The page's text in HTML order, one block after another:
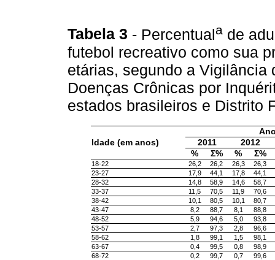
Tabela 3 - Percentuala de
futebol recreativo como sua
etárias, segundo a Vigilância
Doenças Crônicas por
estados brasileiros e Distrito
Idade (em anos)
2011
2012
%
Σ% % Σ%
18-22 26,2 26,2 26,3
26,3
23-27
17,9 44,1 17,8
44,1
28-32
14,8 58,9 14,6
58,7
33-37
11,5 70,5 11,9
70,6
38-42
10,1 80,5 10,1
80,7
43-47
8,2 88,7 8,1
88,8
48-52
5,9 94,6 5,0
93,8
53-57
2,7 97,3 2,8
96,6
58-62
1,8 99,1 1,5
98,1
63-67
0,4 99,5 0,8
98,9
68-72
0,2 99,7 0,7
99,6